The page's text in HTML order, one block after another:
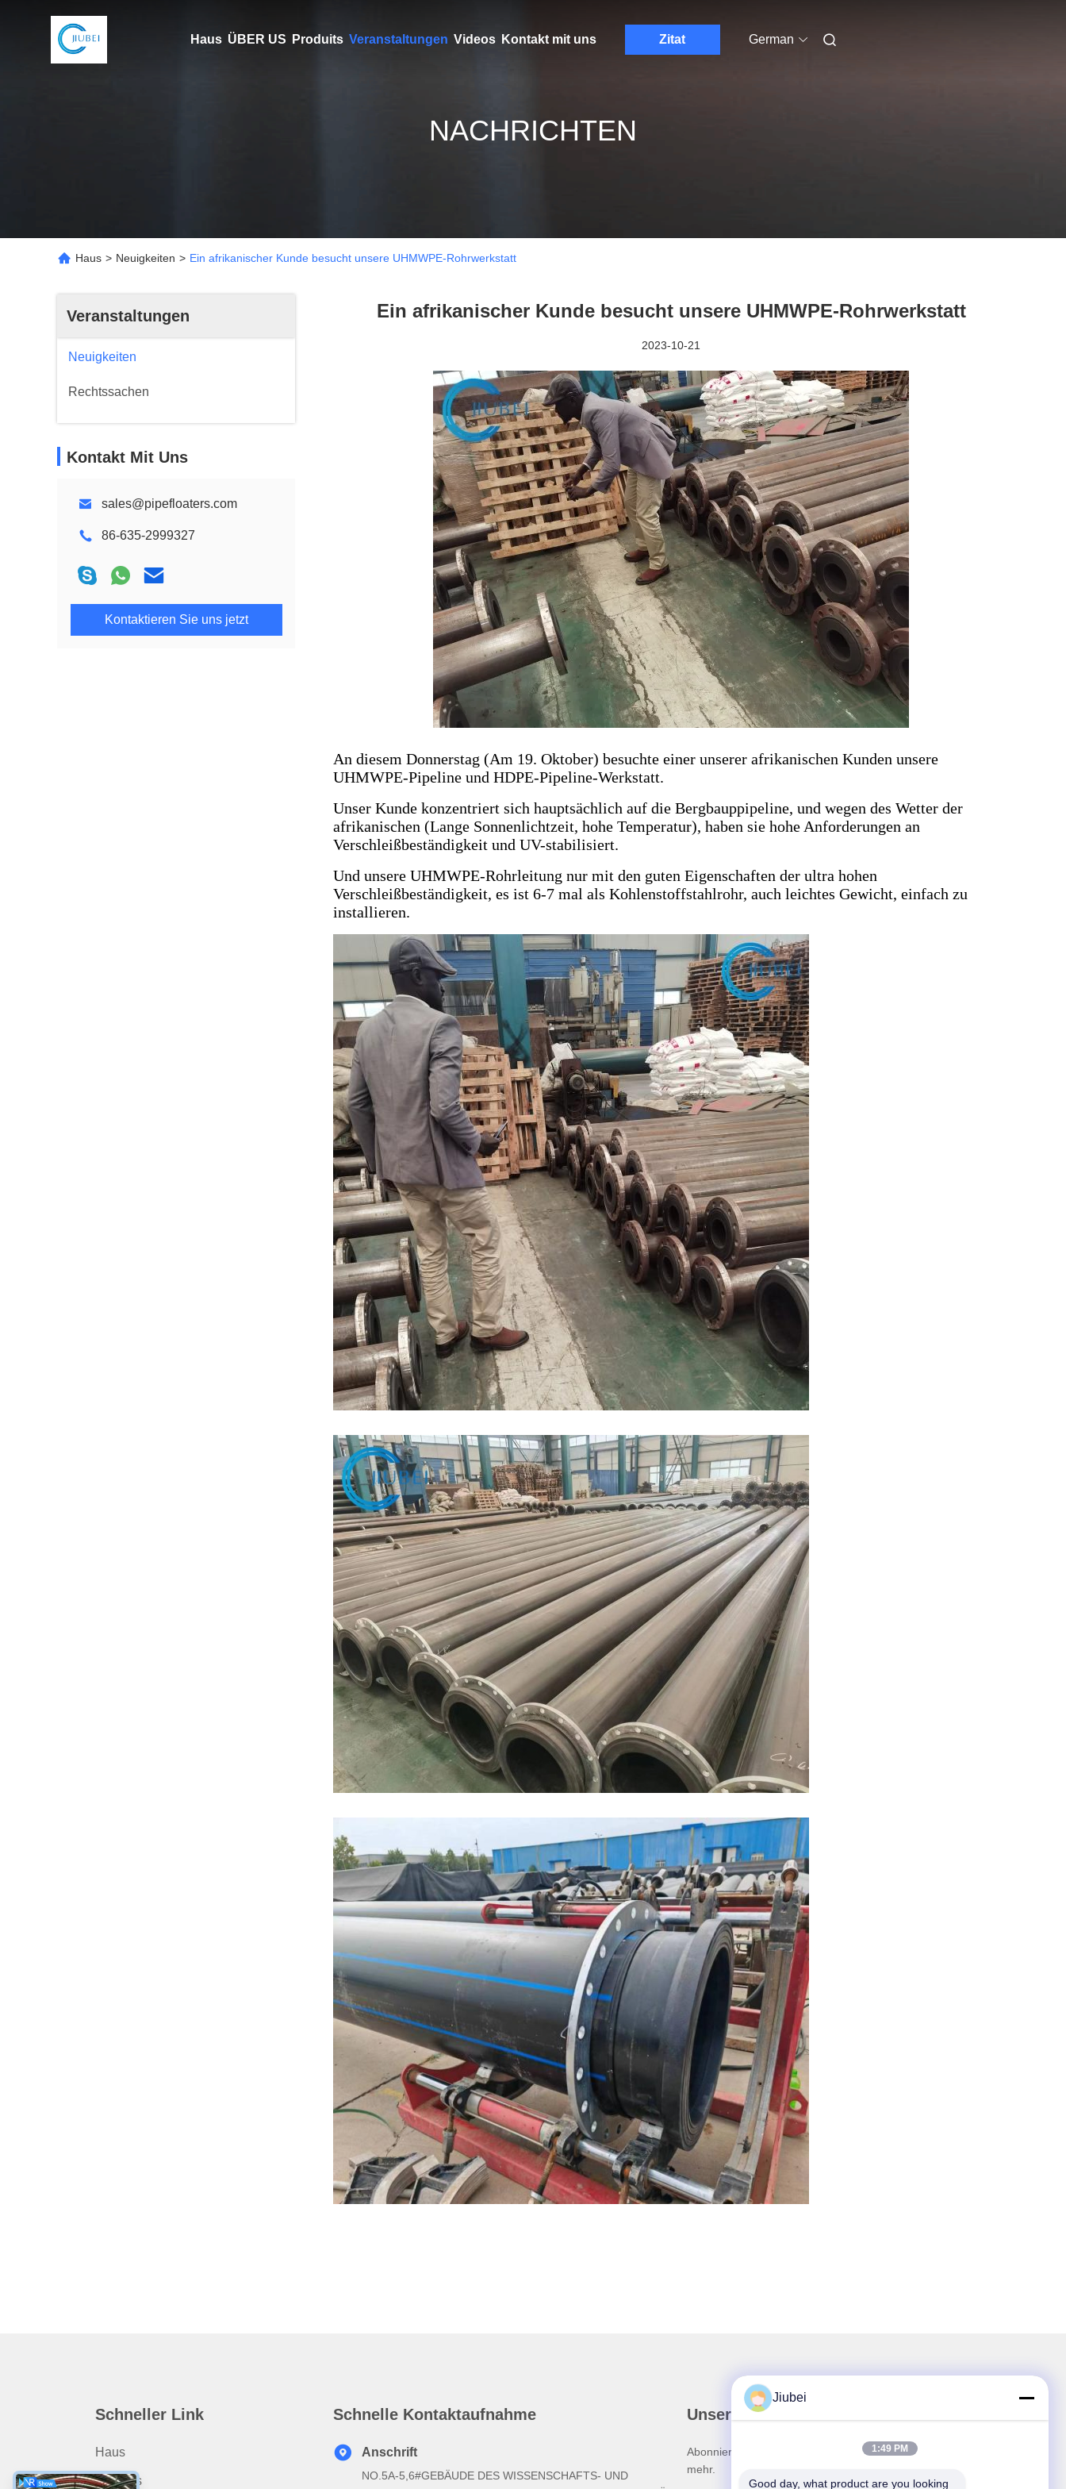
Haus ÜBER US Produits Veranstaltungen Videos Kontakt mit uns Zitat German
NACHRICHTEN
Haus > Neuigkeiten > Ein afrikanischer Kunde besucht unsere UHMWPE-Rohrwerkstatt
Veranstaltungen
Neuigkeiten
Rechtssachen
Kontakt Mit Uns
sales@pipefloaters.com
86-635-2999327
Kontaktieren Sie uns jetzt
Ein afrikanischer Kunde besucht unsere UHMWPE-Rohrwerkstatt
2023-10-21
An diesem Donnerstag (Am 19. Oktober) besuchte einer unserer afrikanischen Kunden unsere
UHMWPE-Pipeline und HDPE-Pipeline-Werkstatt.
Unser Kunde konzentriert sich hauptsächlich auf die Bergbauppipeline, und wegen des Wetter der
afrikanischen (Lange Sonnenlichtzeit, hohe Temperatur), haben sie hohe Anforderungen an
Verschleißbeständigkeit und UV-stabilisiert.
Und unsere UHMWPE-Rohrleitung nur mit den guten Eigenschaften der ultra hohen
Verschleißbeständigkeit, es ist 6-7 mal als Kohlenstoffstahlrohr, auch leichtes Gewicht, einfach zu
installieren.
Schneller Link
Haus
Produits
Schnelle Kontaktaufnahme
Anschrift
NO.5A-5,6#GEBÄUDE DES WISSENSCHAFTS- UND
Unser Newsletter
Abonnieren Sie unseren Newsletter für Rabatte und
mehr.
Jiubei
1:49 PM
Good day, what product are you looking